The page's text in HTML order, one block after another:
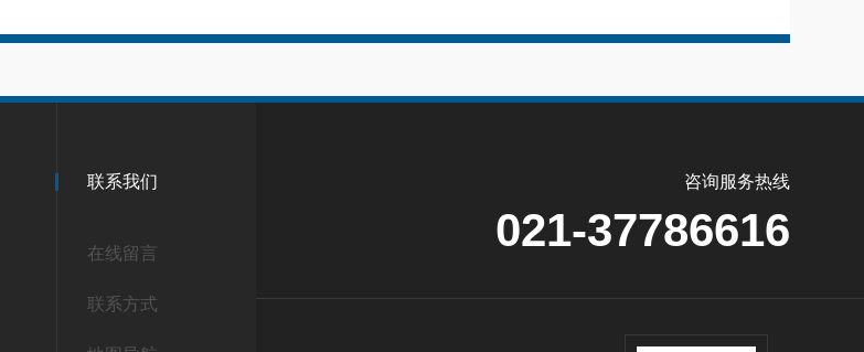
联系我们
在线留言
联系方式
咨询服务热线
021-37786616